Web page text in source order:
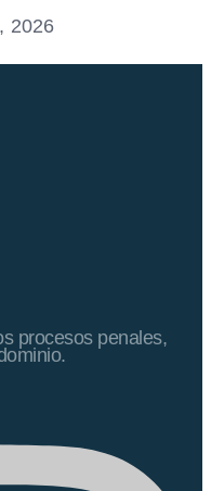
2026
procesos penales,